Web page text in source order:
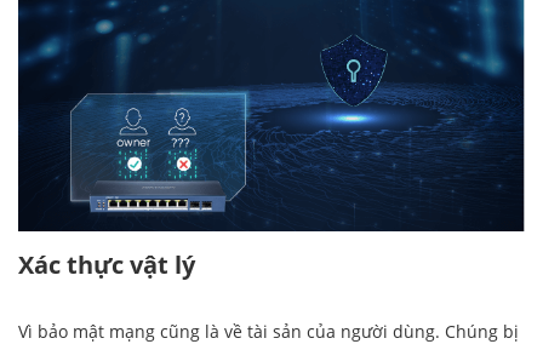
Xác thực vật lý
Vì bảo mật mạng cũng là về tài sản của người dùng. Chúng bị